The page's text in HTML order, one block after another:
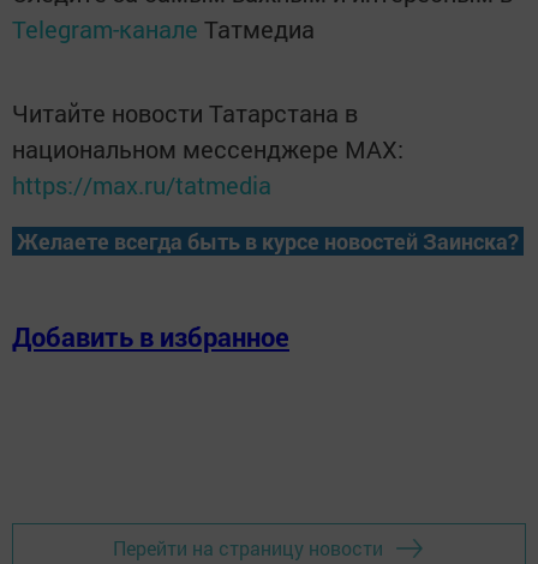
Telegram-канале Татмедиа
Читайте новости Татарстана в
национальном мессенджере MАХ:
https://max.ru/tatmedia
Желаете всегда быть в курсе новостей Заинска?
Добавить в избранное
Перейти на страницу новости